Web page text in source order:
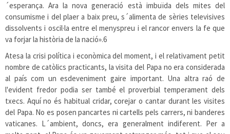
´esperança. Ara la nova generació està imbuïda dels mites del
consumisme i del plaer a baix preu, s´alimenta de sèries televisives
dissolvents i oscil·la entre el menyspreu i el rancor envers la fe que
va forjar la història de la nació».6
Atesa la crisi política i econòmica del moment, i el relativament petit
nombre de catòlics practicants, la visita del Papa no era considerada
al país com un esdeveniment gaire important. Una altra raó de
l'evident fredor podia ser també el proverbial temperament dels
txecs. Aquí no és habitual cridar, corejar o cantar durant les visites
del Papa. No es posen pancartes ni cartells pels carrers, ni banderes
vaticanes. L´ambient, doncs, era generalment indiferent. Per a